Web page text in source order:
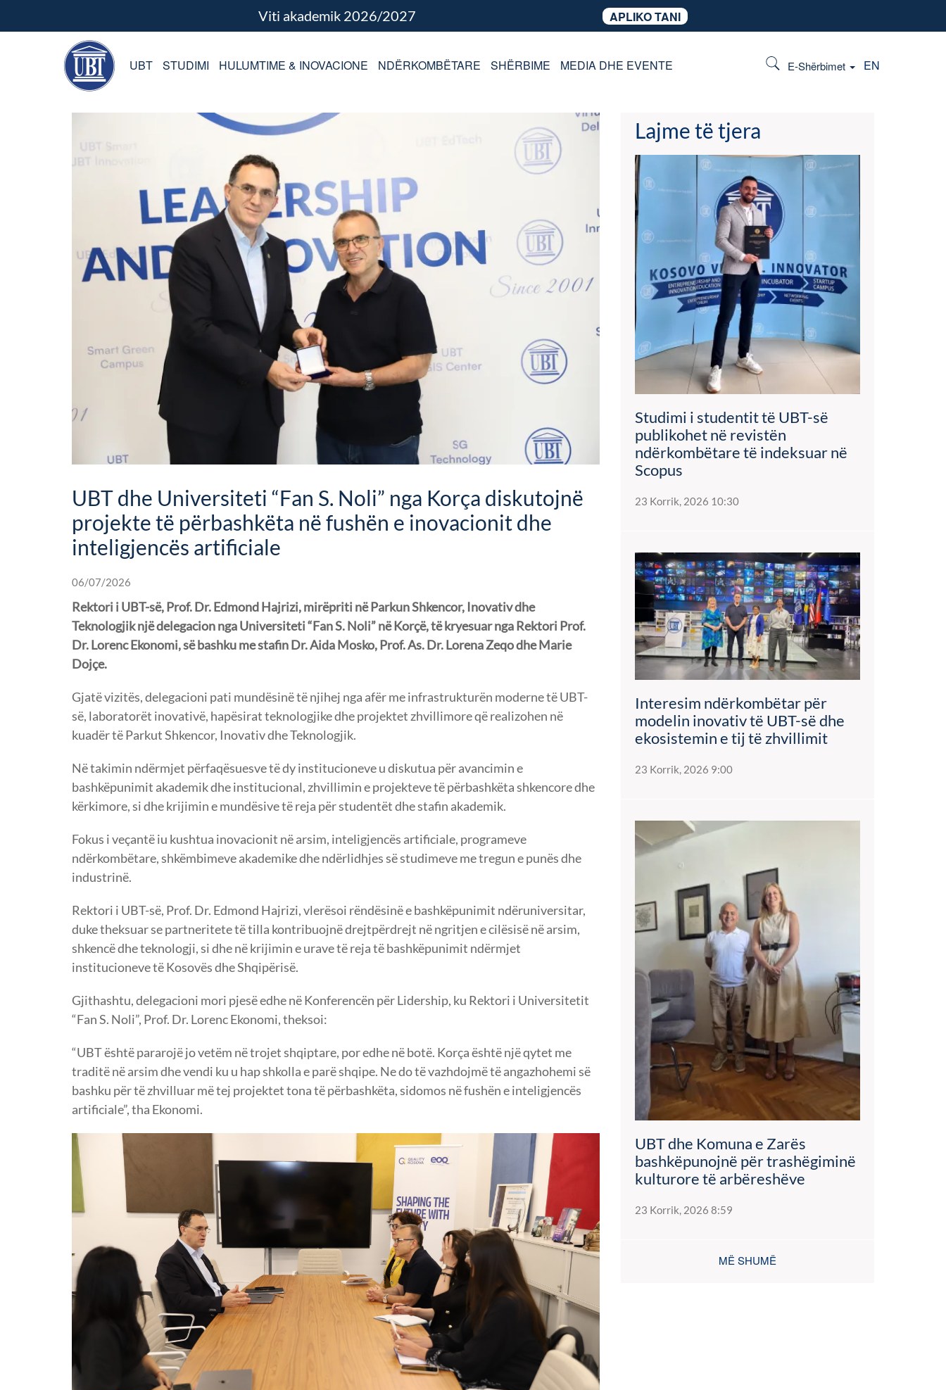
Viti akademik 2026/2027 APLIKO TANI
E-Shërbimet EN
UBT STUDIMI HULUMTIME & INOVACIONE NDËRKOMBËTARE SHËRBIME MEDIA DHE EVENTE
UBT dhe Universiteti “Fan S. Noli” nga Korça diskutojnë
projekte të përbashkëta në fushën e inovacionit dhe
inteligjencës artificiale
06/07/2026
Rektori i UBT-së, Prof. Dr. Edmond Hajrizi, mirëpriti në Parkun Shkencor, Inovativ dhe
Teknologjik një delegacion nga Universiteti “Fan S. Noli” në Korçë, të kryesuar nga Rektori Prof.
Dr. Lorenc Ekonomi, së bashku me stafin Dr. Aida Mosko, Prof. As. Dr. Lorena Zeqo dhe Marie
Dojçe.
Gjatë vizitës, delegacioni pati mundësinë të njihej nga afër me infrastrukturën moderne të UBT-
së, laboratorët inovativë, hapësirat teknologjike dhe projektet zhvillimore që realizohen në
kuadër të Parkut Shkencor, Inovativ dhe Teknologjik.
Në takimin ndërmjet përfaqësuesve të dy institucioneve u diskutua për avancimin e
bashkëpunimit akademik dhe institucional, zhvillimin e projekteve të përbashkëta shkencore dhe
kërkimore, si dhe krijimin e mundësive të reja për studentët dhe stafin akademik.
Fokus i veçantë iu kushtua inovacionit në arsim, inteligjencës artificiale, programeve
ndërkombëtare, shkëmbimeve akademike dhe ndërlidhjes së studimeve me tregun e punës dhe
industrinë.
Rektori i UBT-së, Prof. Dr. Edmond Hajrizi, vlerësoi rëndësinë e bashkëpunimit ndëruniversitar,
duke theksuar se partneritete të tilla kontribuojnë drejtpërdrejt në ngritjen e cilësisë në arsim,
shkencë dhe teknologji, si dhe në krijimin e urave të reja të bashkëpunimit ndërmjet
institucioneve të Kosovës dhe Shqipërisë.
Gjithashtu, delegacioni mori pjesë edhe në Konferencën për Lidership, ku Rektori i Universitetit
“Fan S. Noli”, Prof. Dr. Lorenc Ekonomi, theksoi:
“UBT është pararojë jo vetëm në trojet shqiptare, por edhe në botë. Korça është një qytet me
traditë në arsim dhe vendi ku u hap shkolla e parë shqipe. Ne do të vazhdojmë të angazhohemi së
bashku për të zhvilluar më tej projektet tona të përbashkëta, sidomos në fushën e inteligjencës
artificiale”, tha Ekonomi.
Lajme të tjera
Studimi i studentit të UBT-së
publikohet në revistën
ndërkombëtare të indeksuar në
Scopus
23 Korrik, 2026 10:30
Interesim ndërkombëtar për
modelin inovativ të UBT-së dhe
ekosistemin e tij të zhvillimit
23 Korrik, 2026 9:00
UBT dhe Komuna e Zarës
bashkëpunojnë për trashëgiminë
kulturore të arbëreshëve
23 Korrik, 2026 8:59
MË SHUMË